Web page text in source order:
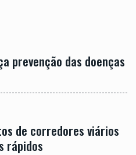
prevenção das doenças
de corredores viários
rápidos